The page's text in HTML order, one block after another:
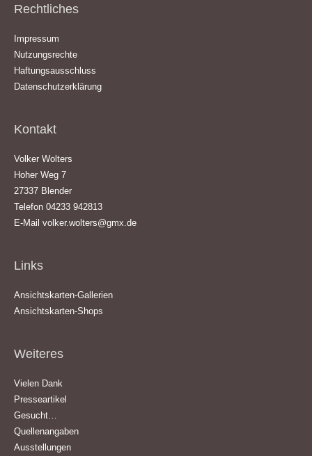
Rechtliches
Impressum
Nutzungsrechte
Haftungsausschluss
Datenschutzerklärung
Kontakt
Volker Wolters
Hoher Weg 7
27337 Blender
Telefon 04233 942813
E-Mail volker.wolters@gmx.de
Links
Ansichtskarten-Gallerien
Ansichtskarten-Shops
Weiteres
Vielen Dank
Presseartikel
Gesucht…
Quellenangaben
Ausstellungen